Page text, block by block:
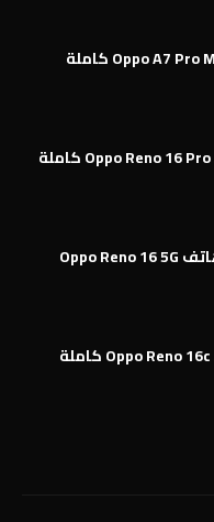
مواصفات وميزات هاتف Oppo Reno 16 5G